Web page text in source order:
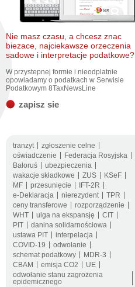
Nie masz czasu, a chcesz znac
biezace, najciekawsze orzeczenia
sadowe i interpretacje podatkowe?
W przystepnej formie i nieodplatnie
opowiadamy o podatkach w Serwisie
Podatkowym 8TaxNewsLine
zapisz sie
tranzyt
zgłoszenie celne
oświadczenie
Federacja Rosyjska
Bałoruś
ubezpieczenia
wakacje składkowe
ZUS
KSeF
MF
przesunięcie
IFT-2R
e-Deklaracja
nierezydent
TPR
ceny transferowe
rozporządzenie
WHT
ulga na ekspansję
CIT
PIT
danina solidarnościowa
ustawa PIT
interpelacja
COVID-19
odwołanie
schemat podatkowy
MDR-3
CBAM
emisja CO2
UE
odwołanie stanu zagrożenia
epidemicznego